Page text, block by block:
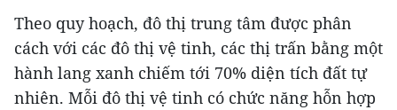
Theo quy hoạch, đô thị trung tâm được phân
cách với các đô thị vệ tinh, các thị trấn bằng một
hành lang xanh chiếm tới 70% diện tích đất tự
nhiên. Mỗi đô thị vệ tinh có chức năng hỗn hợp